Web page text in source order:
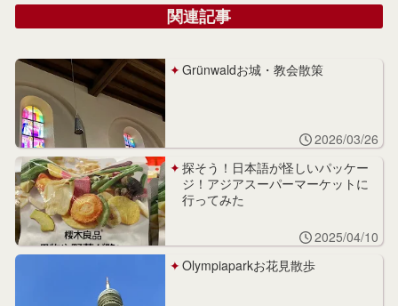
関連記事
Grünwaldお城・教会散策
2026/03/26
探そう！日本語が怪しいパッケー
ジ！アジアスーパーマーケットに
行ってみた
2025/04/10
Olympiaparkお花見散歩